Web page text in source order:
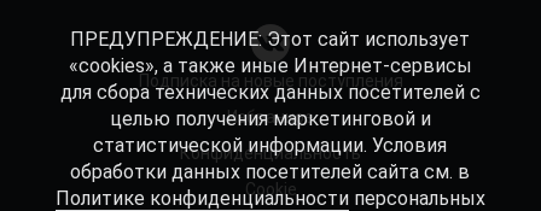
Подписка на новые поступления
Избранное
Конфиденциальность
Cookie
ПРЕДУПРЕЖДЕНИЕ: Этот сайт использует
«cookies», а также иные Интернет-сервисы
для сбора технических данных посетителей с
целью получения маркетинговой и
статистической информации. Условия
обработки данных посетителей сайта см. в
Политике конфиденциальностиперсональных